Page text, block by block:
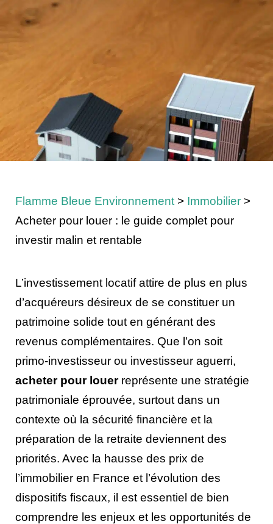
Flamme Bleue Environnement > Immobilier >
Acheter pour louer : le guide complet pour
investir malin et rentable
L’investissement locatif attire de plus en plus
d’acquéreurs désireux de se constituer un
patrimoine solide tout en générant des
revenus complémentaires. Que l’on soit
primo-investisseur ou investisseur aguerri,
acheter pour louerreprésente une stratégie
patrimoniale éprouvée, surtout dans un
contexte où la sécurité financière et la
préparation de la retraite deviennent des
priorités. Avec la hausse des prix de
l’immobilier en France et l’évolution des
dispositifs fiscaux, il est essentiel de bien
comprendre les enjeux et les opportunités de